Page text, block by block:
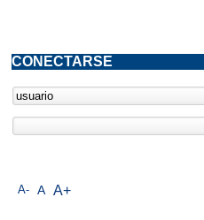
A- A A+
CONECTARSE